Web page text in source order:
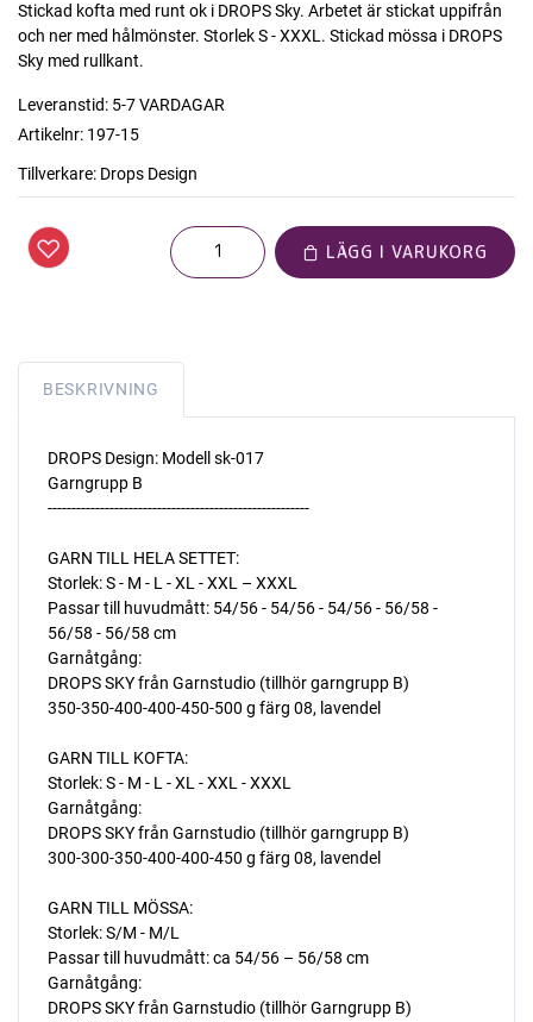
Stickad kofta med runt ok i DROPS Sky. Arbetet är stickat uppifrån
och ner med hålmönster. Storlek S - XXXL. Stickad mössa i DROPS
Sky med rullkant.
Leveranstid: 5-7 VARDAGAR
Artikelnr: 197-15
Tillverkare: Drops Design
LÄGG I VARUKORG
BESKRIVNING
DROPS Design: Modell sk-017
Garngrupp B
-------------------------------------------------------
GARN TILL HELA SETTET:
Storlek: S - M - L - XL - XXL – XXXL
Passar till huvudmått: 54/56 - 54/56 - 54/56 - 56/58 -
56/58 - 56/58 cm
Garnåtgång:
DROPS SKY från Garnstudio (tillhör garngrupp B)
350-350-400-400-450-500 g färg 08, lavendel
GARN TILL KOFTA:
Storlek: S - M - L - XL - XXL - XXXL
Garnåtgång:
DROPS SKY från Garnstudio (tillhör garngrupp B)
300-300-350-400-400-450 g färg 08, lavendel
GARN TILL MÖSSA:
Storlek: S/M - M/L
Passar till huvudmått: ca 54/56 – 56/58 cm
Garnåtgång:
DROPS SKY från Garnstudio (tillhör Garngrupp B)